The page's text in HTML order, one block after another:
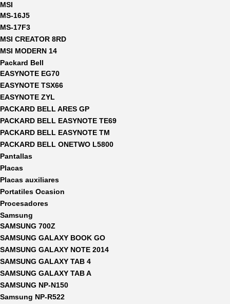
MSI
MS-16J5
MS-17F3
MSI CREATOR 8RD
MSI MODERN 14
Packard Bell
EASYNOTE EG70
EASYNOTE TSX66
EASYNOTE ZYL
PACKARD BELL ARES GP
PACKARD BELL EASYNOTE TE69
PACKARD BELL EASYNOTE TM
PACKARD BELL ONETWO L5800
Pantallas
Placas
Placas auxiliares
Portatiles Ocasion
Procesadores
Samsung
SAMSUNG 700Z
SAMSUNG GALAXY BOOK GO
SAMSUNG GALAXY NOTE 2014
SAMSUNG GALAXY TAB 4
SAMSUNG GALAXY TAB A
SAMSUNG NP-N150
Samsung NP-R522